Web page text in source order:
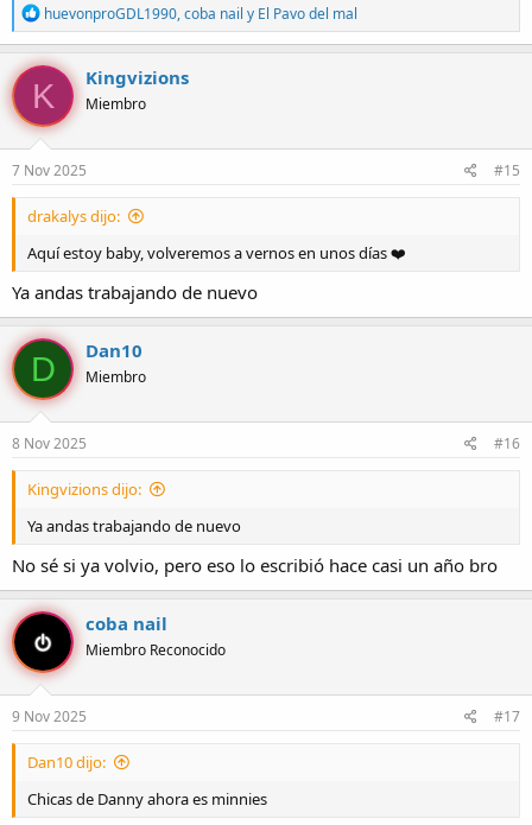
R
e
a
c
c
i
o
n
e
s
huevonproGDL1990,coba nail y El Pavo del mal
K Kingvizions
Miembro
7 Nov 2025 #15
drakalys dijo:
Aquí estoy baby, volveremos a vernos en unos días ❤️
Ya andas trabajando de nuevo
D Dan10
Miembro
8 Nov 2025 #16
Kingvizions dijo:
Ya andas trabajando de nuevo
No sé si ya volvio, pero eso lo escribió hace casi un año bro
coba nail
Miembro Reconocido
9 Nov 2025 #17
Dan10 dijo:
Chicas de Danny ahora es minnies